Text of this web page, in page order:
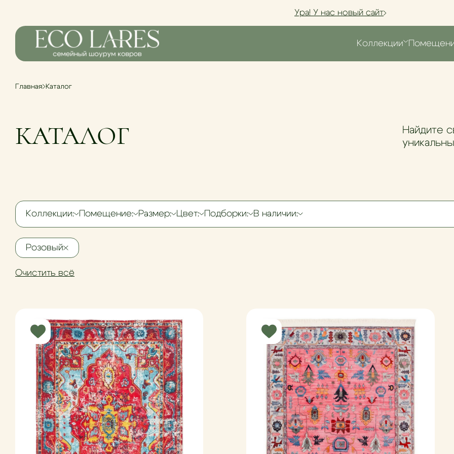
Ура! У нас новый сайт
Коллекции
Главная Каталог
КАТАЛОГ
Найдите
Коллекции: Помещение: Размер: Цвет: Подборки: В наличии:
Розовый
Очистить всё